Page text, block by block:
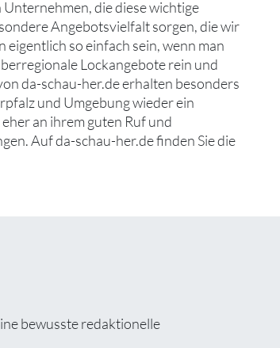
die diese wichtige
Angebotsvielfalt sorgen, die wir
so einfach sein, wenn man
Lockangebote rein und
da-schau-her.de erhalten besonders
und Umgebung wieder ein
an ihrem guten Ruf und
Auf da-schau-her.de finden Sie die
bewusste redaktionelle